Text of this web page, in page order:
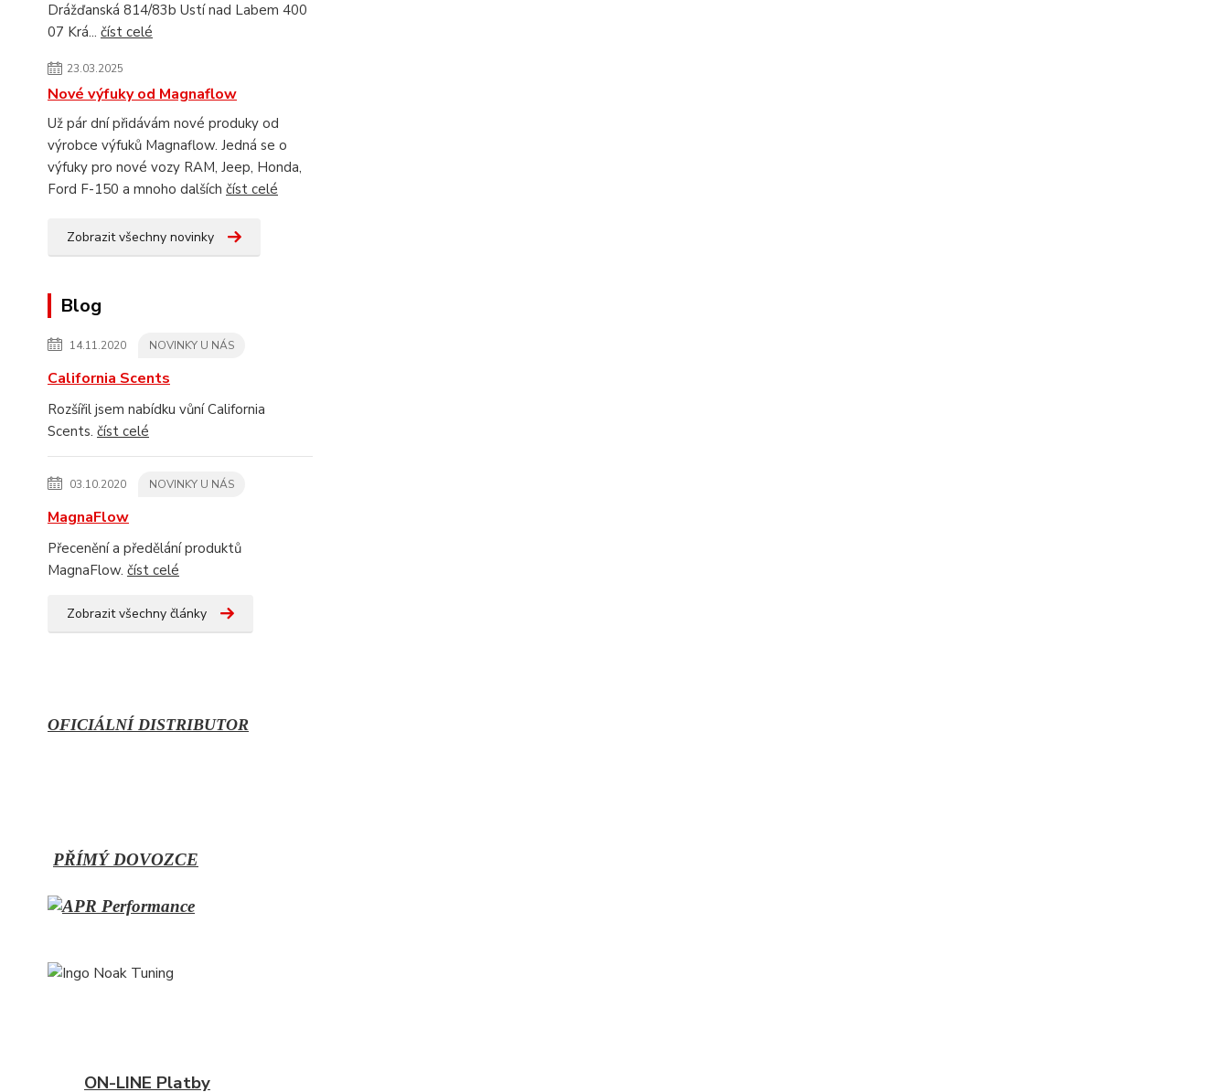
Drážďanská 814/83b Ustí nad Labem 400
07 Krá... číst celé
23.03.2025
Nové výfuky od Magnaflow
Už pár dní přidávám nové produky od
výrobce výfuků Magnaflow. Jedná se o
výfuky pro nové vozy RAM, Jeep, Honda,
Ford F-150 a mnoho dalších číst celé
Zobrazit všechny novinky
Blog
14.11.2020 NOVINKY U NÁS
California Scents
Rozšířil jsem nabídku vůní California
Scents. číst celé
03.10.2020 NOVINKY U NÁS
MagnaFlow
Přecenění a předělání produktů
MagnaFlow. číst celé
Zobrazit všechny články
OFICIÁLNÍ DISTRIBUTOR
PŘÍMÝ DOVOZCE
ON-LINE Platby